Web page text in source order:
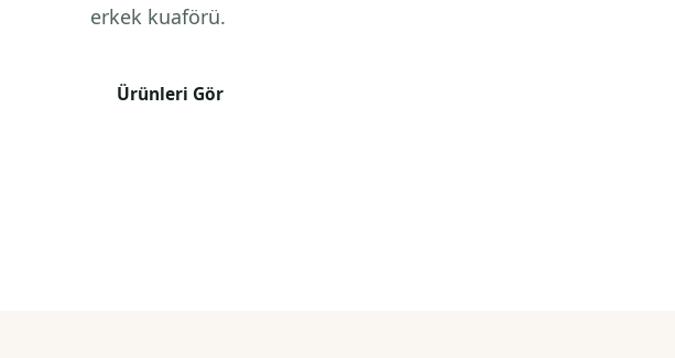
erkek kuaförü.
Ürünleri Gör